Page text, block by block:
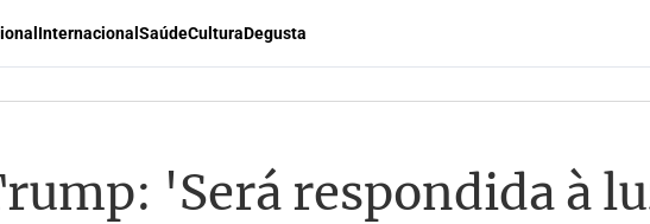
Internacional SaúdeCulturaDegusta
'Será respondida à